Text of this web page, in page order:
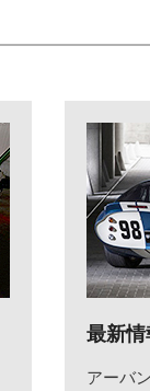
最新情
アーバ